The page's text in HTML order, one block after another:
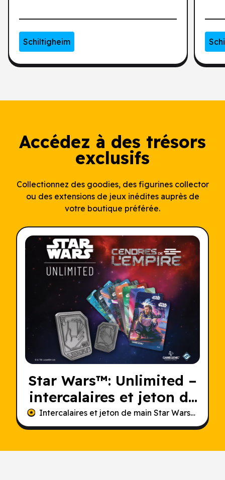
Schiltigheim
Accédez à des trésors
exclusifs
Collectionnez des goodies, des figurines collector
ou des extensions de jeux inédites auprès de
votre boutique préférée.
Star Wars™: Unlimited –
intercalaires et jeton de
main
Intercalaires et jeton de main Star Wars™: